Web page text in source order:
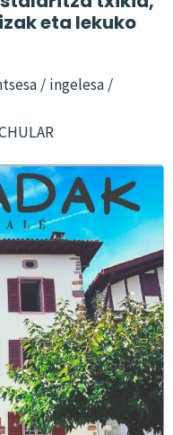
eta lekuko
/ ingelesa /